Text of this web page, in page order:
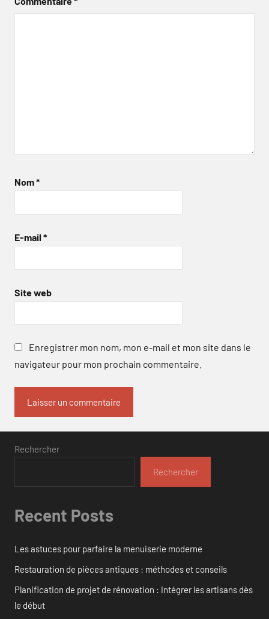
Nom*
E-mail *
Site web
Enregistrer mon nom, mon e-mail et mon site dans le
navigateur pour mon prochain commentaire.
Rechercher
Rechercher
Recent Posts
Les astuces pour parfaire la menuiserie moderne
Restauration de pièces antiques : méthodes et conseils
Planification de projet de rénovation : Intégrer les artisans dès
le début